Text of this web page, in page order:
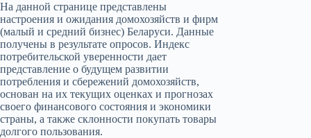
На данной странице представлены
настроения и ожидания домохозяйств и фирм
(малый и средний бизнес) Беларуси. Данные
получены в результате опросов. Индекс
потребительской уверенности дает
представление о будущем развитии
потребления и сбережений домохозяйств,
основан на их текущих оценках и прогнозах
своего финансового состояния и экономики
страны, а также склонности покупать товары
долгого пользования.